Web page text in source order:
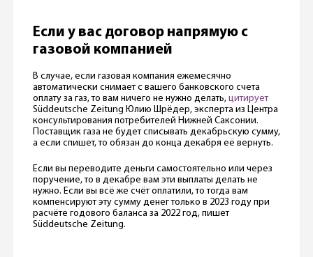
Если у вас договор напрямую с
газовой компанией
В случае, если газовая компания ежемесячно
автоматически снимает с вашего банковского счета
оплату за газ, то вам ничего не нужно делать, цитирует
Süddeutsche Zeitung Юлию Шрёдер, эксперта из Центра
консультирования потребителей Нижней Саксонии.
Поставщик газа не будет списывать декабрьскую сумму,
а если спишет, то обязан до конца декабря её вернуть.
Если вы переводите деньги самостоятельно или через
поручение, то в декабре вам эти выплаты делать не
нужно. Если вы всё же счёт оплатили, то тогда вам
компенсируют эту сумму денег только в 2023 году при
расчёте годового баланса за 2022 год, пишет
Süddeutsche Zeitung.